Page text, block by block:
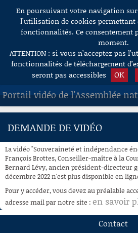
Aller au contenu
En poursuivant votre navigation sur
l’utilisation de cookies permettant
fonctionnalités. Ce consentement
moment.
ATTENTION : si vous n’acceptez pas
fonctionnalités de téléchargement
seront pas accessibles
OK
Portail vidéo de l'Assemblée
ACCUEIL
À LA DEMANDE
RECHERCHE
AIDE À LA DÉCOUPE
DE VIDÉOS
DEMANDE DE VIDÉO
La vidéo "Souveraineté et indépendance
François Brottes, Conseiller-maître à la
Bernard Lévy, ancien président-directeur
décembre 2022 n'est plus disponible en
Pour y accéder, vous devez au préalable
adresse mail par notre site : en savoir
Contact